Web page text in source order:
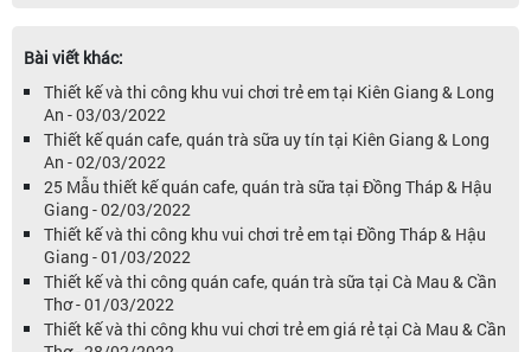
Bài viết khác:
Thiết kế và thi công khu vui chơi trẻ em tại Kiên Giang & Long
An - 03/03/2022
Thiết kế quán cafe, quán trà sữa uy tín tại Kiên Giang & Long
An - 02/03/2022
25 Mẫu thiết kế quán cafe, quán trà sữa tại Đồng Tháp & Hậu
Giang - 02/03/2022
Thiết kế và thi công khu vui chơi trẻ em tại Đồng Tháp & Hậu
Giang - 01/03/2022
Thiết kế và thi công quán cafe, quán trà sữa tại Cà Mau & Cần
Thơ - 01/03/2022
Thiết kế và thi công khu vui chơi trẻ em giá rẻ tại Cà Mau & Cần